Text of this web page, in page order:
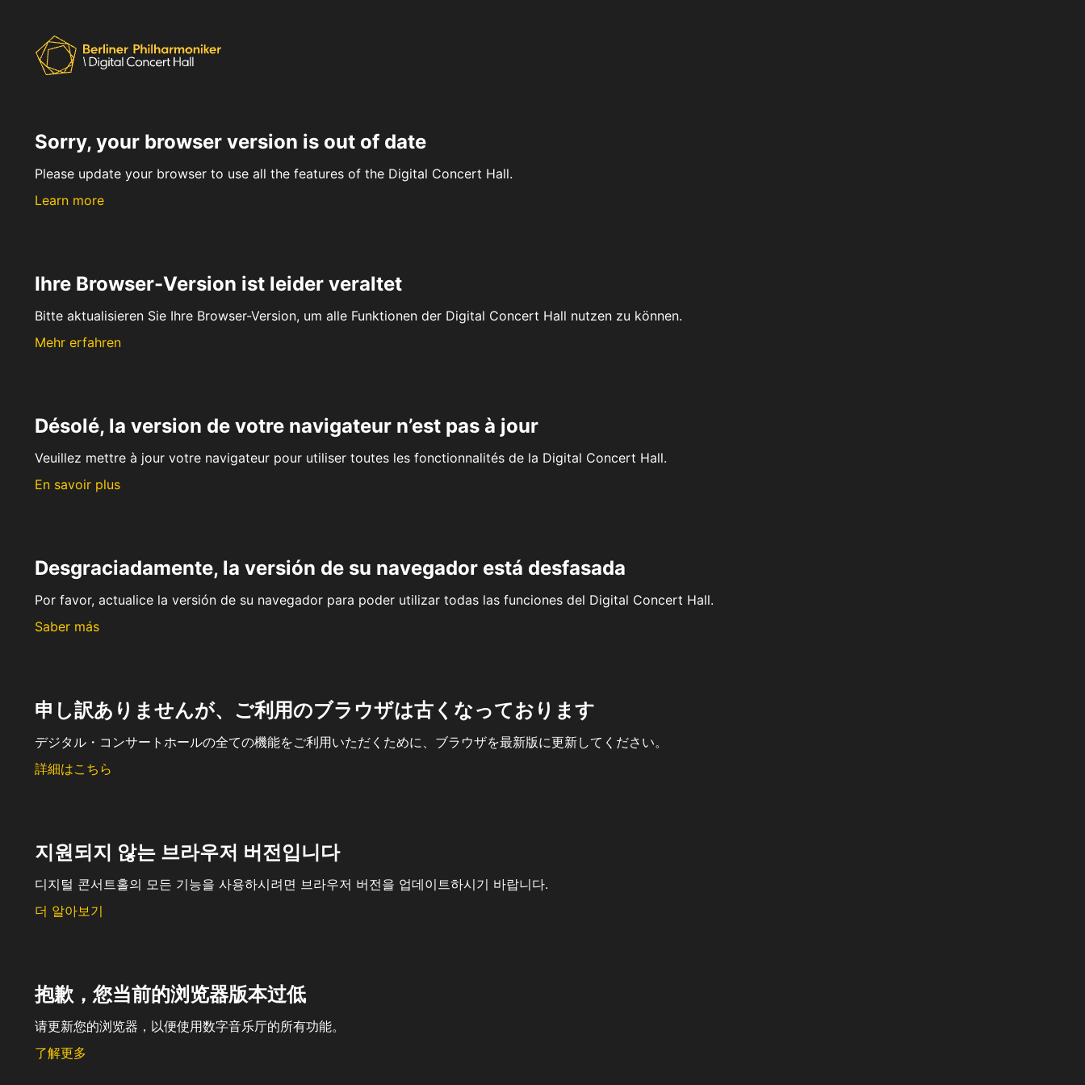
Sorry, your browser version is out of date
Please update your browser to use all the features of the Digital Concert Hall.
Learn more
Ihre Browser-Version ist leider veraltet
Bitte aktualisieren Sie Ihre Browser-Version, um alle Funktionen der Digital Concert Hall nutzen zu können.
Mehr erfahren
Désolé, la version de votre navigateur n’est pas à jour
Veuillez mettre à jour votre navigateur pour utiliser toutes les fonctionnalités de la Digital Concert Hall.
En savoir plus
Desgraciadamente, la versión de su navegador está desfasada
Por favor, actualice la versión de su navegador para poder utilizar todas las funciones del Digital Concert Hall.
Saber más
申し訳ありませんが、ご利用のブラウザは古くなっております
デジタル・コンサートホールの全ての機能をご利用いただくために、ブラウザを最新版に更新してください。
詳細はこちら
지원되지 않는 브라우저 버전입니다
디지털 콘서트홀의 모든 기능을 사용하시려면 브라우저 버전을 업데이트하시기 바랍니다.
더 알아보기
抱歉，您当前的浏览器版本过低
请更新您的浏览器，以便使用数字音乐厅的所有功能。
了解更多